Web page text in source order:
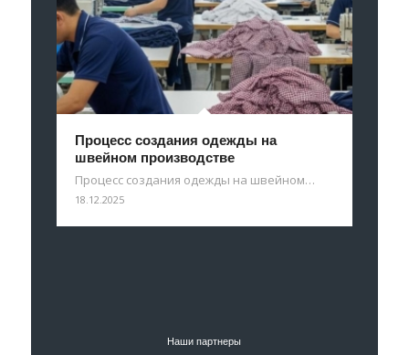
Процесс создания одежды на
швейном производстве
Процесс создания одежды на швейном…
18.12.2025
Наши партнеры